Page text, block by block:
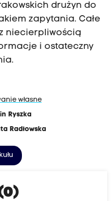
drużyn do
zapytania. Całe
niecierpliwością
i ostateczny
własne
Ryszka
Radłowska